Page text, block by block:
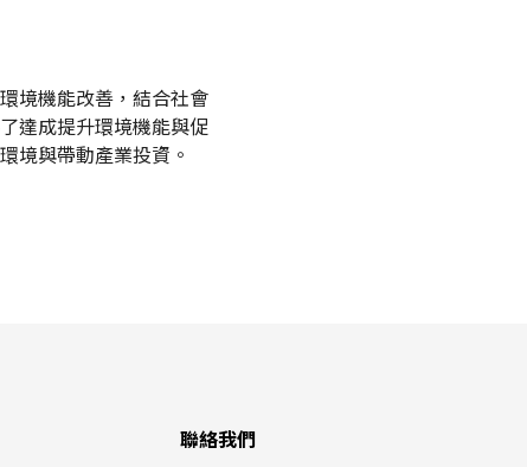
境機能改善，結合社會
達成提升環境機能與促
境與帶動產業投資。
聯絡我們